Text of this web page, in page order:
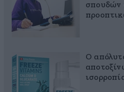
σπουδών
Ο